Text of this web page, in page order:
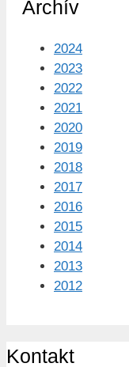
Archív
2024
2023
2022
2021
2020
2019
2018
2017
2016
2015
2014
2013
2012
Kontakt